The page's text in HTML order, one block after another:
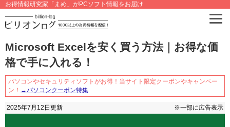
お得情報研究家「まめ」がPCソフト情報をお届け
Microsoft Excelを安く買う方法｜お得な価
格で手に入れる！
パソコンやセキュリティソフトがお得！当サイト限定クーポンやキャンペー
ン！ →パソコンクーポン特集
2025年7月12日 更新 ※一部に広告表示